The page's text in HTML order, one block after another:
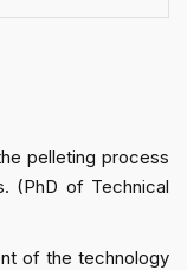
pelleting process
(PhD of Technical
of the technology